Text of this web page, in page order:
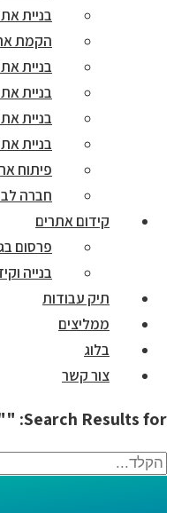
בניית
הקמת
בניית
בניית
בניית
בניית
פיתוח
חברה
קידום אתרים
פרסום
בנייה
תיק עבודות
ממליצים
בלוג
צור קשר
Search Results for: ""
הקלד...